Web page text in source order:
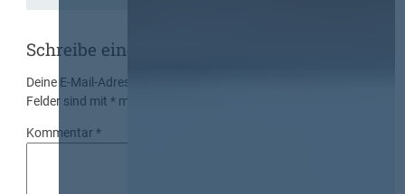
Schreibe einen Kommentar
Deine E-Mail-Adresse wird nicht veröffentlicht.
Felder sind mit* markiert
Kommentar*